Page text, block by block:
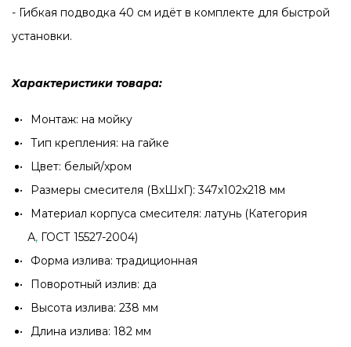
- Гибкая подводка 40 см идёт в комплекте для быстрой
установки.
Характеристики товара:
Монтаж: на мойку
Тип крепления: на гайке
Цвет: белый/хром
Размеры смесителя (ВхШхГ): 347х102х218 мм
Материал корпуса смесителя: латунь (Категория
А, ГОСТ 15527-2004)
Форма излива: традиционная
Поворотный излив: да
Высота излива: 238 мм
Длина излива: 182 мм